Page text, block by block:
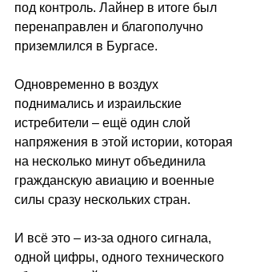
под контроль. Лайнер в итоге был
перенаправлен и благополучно
приземлился в Бургасе.
Одновременно в воздух
поднимались и израильские
истребители – ещё один слой
напряжения в этой истории, которая
на несколько минут объединила
гражданскую авиацию и военные
силы сразу нескольких стран.
И всё это – из-за одного сигнала,
одной цифры, одного технического